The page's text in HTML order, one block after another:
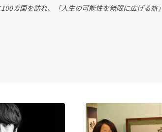
食店
ファッション
ュニティ
カ国を訪れ、「人生の可能性を無限に広げる旅